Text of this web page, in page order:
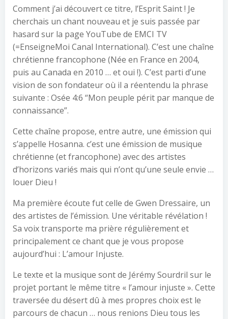
Comment j’ai découvert ce titre, l’Esprit Saint ! Je
cherchais un chant nouveau et je suis passée par
hasard sur la page YouTube de EMCI TV
(=EnseigneMoi Canal International). C’est une chaîne
chrétienne francophone (Née en France en 2004,
puis au Canada en 2010 … et oui !). C’est parti d’une
vision de son fondateur où il a réentendu la phrase
suivante : Osée 4:6 “Mon peuple périt par manque de
connaissance”.
Cette chaîne propose, entre autre, une émission qui
s’appelle Hosanna. c’est une émission de musique
chrétienne (et francophone) avec des artistes
d’horizons variés mais qui n’ont qu’une seule envie …
louer Dieu !
Ma première écoute fut celle de Gwen Dressaire, un
des artistes de l’émission. Une véritable révélation !
Sa voix transporte ma prière régulièrement et
principalement ce chant que je vous propose
aujourd’hui : L’amour Injuste.
Le texte et la musique sont de Jérémy Sourdril sur le
projet portant le même titre « l’amour injuste ». Cette
traversée du désert dû à mes propres choix est le
parcours de chacun … nous renions Dieu tous les